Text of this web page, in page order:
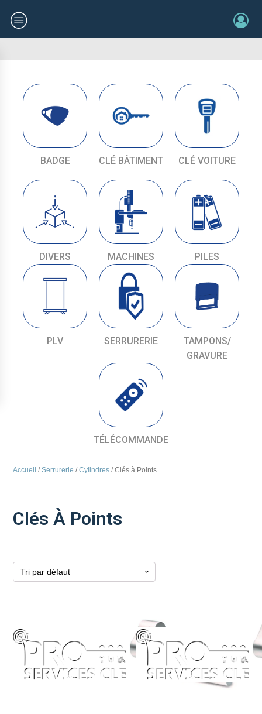
BADGE CLÉ BÂTIMENT CLÉ VOITURE
DIVERS MACHINES PILES
PLV SERRURERIE
TAMPONS/
GRAVURE
TÉLÉCOMMANDE
Accueil /Serrurerie /Cylindres / Clés à Points
Clés À Points